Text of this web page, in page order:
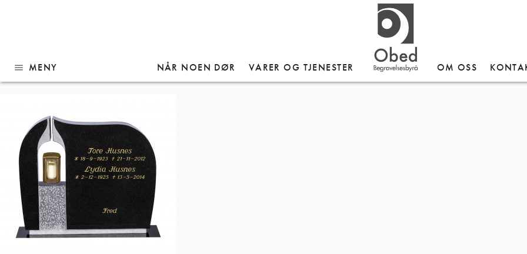
menu MENY NÅR NOEN DØR VARER OG TJENESTER OM OSS